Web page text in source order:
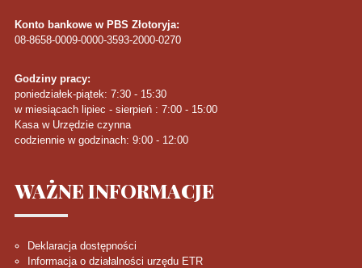
Konto bankowe w PBS Złotoryja:
08-8658-0009-0000-3593-2000-0270
Godziny pracy:
poniedziałek-piątek: 7:30 - 15:30
w miesiącach lipiec - sierpień : 7:00 - 15:00
Kasa w Urzędzie czynna
codziennie w godzinach: 9:00 - 12:00
WAŻNEINFORMACJE
Deklaracja dostępności
Informacja o działalności urzędu ETR